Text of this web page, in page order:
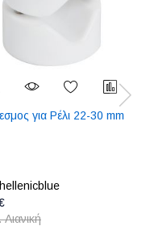
για Ρέλι 22-30 mm